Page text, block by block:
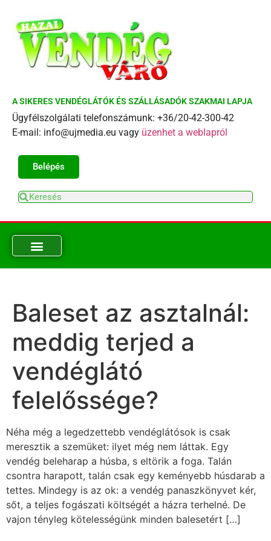
A SIKERES VENDÉGLÁTÓK ÉS SZÁLLÁSADÓK SZAKMAI LAPJA
Ügyfélszolgálati telefonszámunk: +36/20-42-300-42
E-mail: info@ujmedia.eu vagy üzenhet a weblapról
Belépés
Baleset az asztalnál:
meddig terjed a
vendéglátó
felelőssége?
Néha még a legedzettebb vendéglátósok is csak
meresztik a szemüket: ilyet még nem láttak. Egy
vendég beleharap a húsba, s eltörik a foga. Talán
csontra harapott, talán csak egy keményebb húsdarab a
tettes. Mindegy is az ok: a vendég panaszkönyvet kér,
sőt, a teljes fogászati költségét a házra terhelné. De
vajon tényleg kötelességünk minden balesetért […]